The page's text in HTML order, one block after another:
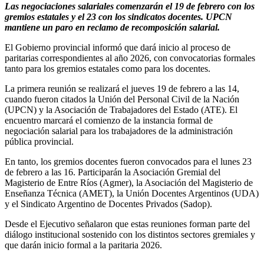
Las negociaciones salariales comenzarán el 19 de febrero con los
gremios estatales y el 23 con los sindicatos docentes. UPCN
mantiene un paro en reclamo de recomposición salarial.
El Gobierno provincial informó que dará inicio al proceso de
paritarias correspondientes al año 2026, con convocatorias formales
tanto para los gremios estatales como para los docentes.
La primera reunión se realizará el jueves 19 de febrero a las 14,
cuando fueron citados la Unión del Personal Civil de la Nación
(UPCN) y la Asociación de Trabajadores del Estado (ATE). El
encuentro marcará el comienzo de la instancia formal de
negociación salarial para los trabajadores de la administración
pública provincial.
En tanto, los gremios docentes fueron convocados para el lunes 23
de febrero a las 16. Participarán la Asociación Gremial del
Magisterio de Entre Ríos (Agmer), la Asociación del Magisterio de
Enseñanza Técnica (AMET), la Unión Docentes Argentinos (UDA)
y el Sindicato Argentino de Docentes Privados (Sadop).
Desde el Ejecutivo señalaron que estas reuniones forman parte del
diálogo institucional sostenido con los distintos sectores gremiales y
que darán inicio formal a la paritaria 2026.